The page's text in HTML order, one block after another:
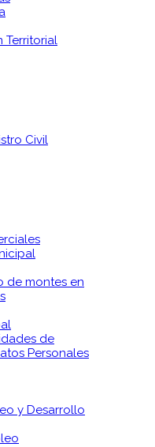
Territorial
Civil
de montes en
de
Personales
y Desarrollo